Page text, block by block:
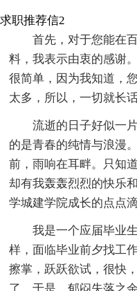
求职推荐信2
首先，对于您能在
料，我表示由衷的感谢
很简单，因为我知道，
太多，所以，一切就长
流逝的日子好似一
的是青春的纯情与浪漫
前，雨响在耳畔。只知
却有我轰轰烈烈的快乐
学城建学院成长的点点滴
我是一个应届毕业
样，面临毕业前夕找工
擦掌，跃跃欲试，很快
了，于是，郁闷失落之